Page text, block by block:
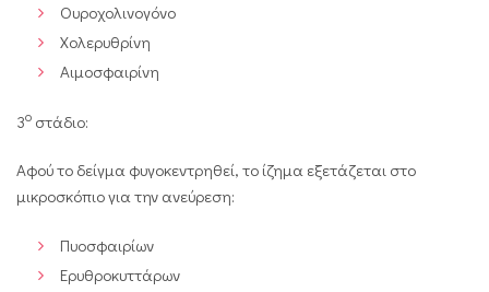
Ουροχολινογόνο
Χολερυθρίνη
Αιμοσφαιρίνη
3ο στάδιο:
Αφού το δείγμα φυγοκεντρηθεί, το ίζημα εξετάζεται στο
μικροσκόπιο για την ανεύρεση:
Πυοσφαιρίων
Ερυθροκυττάρων